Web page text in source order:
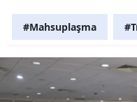
#Mahsuplaşma